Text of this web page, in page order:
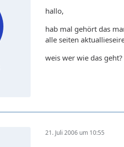
hallo,
hab mal gehört das
alle seiten
weis wer wie das
21. Juli 2006 um 10:55